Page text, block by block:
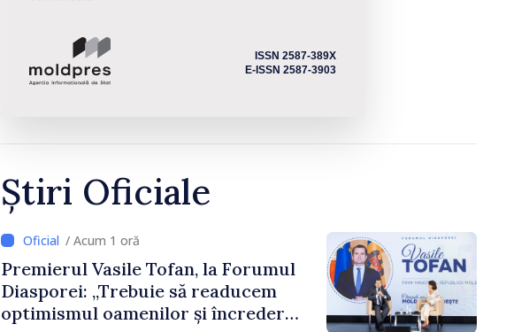
ISSN 2587-389X
E-ISSN 2587-3903
Știri Oficiale
/ Acum 1 oră
Premierul Vasile Tofan, la Forumul
Diasporei: „Trebuie să readucem
optimismul oamenilor și încrederea